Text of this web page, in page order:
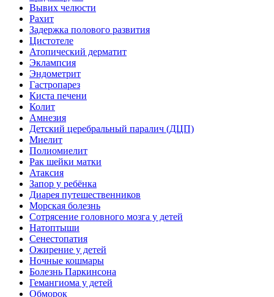
Вывих челюсти
Рахит
Задержка полового развития
Цистотеле
Атопический дерматит
Эклампсия
Эндометрит
Гастропарез
Киста печени
Колит
Амнезия
Детский церебральный паралич (ДЦП)
Миелит
Полиомиелит
Рак шейки матки
Атаксия
Запор у ребёнка
Диарея путешественников
Морская болезнь
Сотрясение головного мозга у детей
Натоптыши
Сенестопатия
Ожирение у детей
Ночные кошмары
Болезнь Паркинсона
Гемангиома у детей
Обморок